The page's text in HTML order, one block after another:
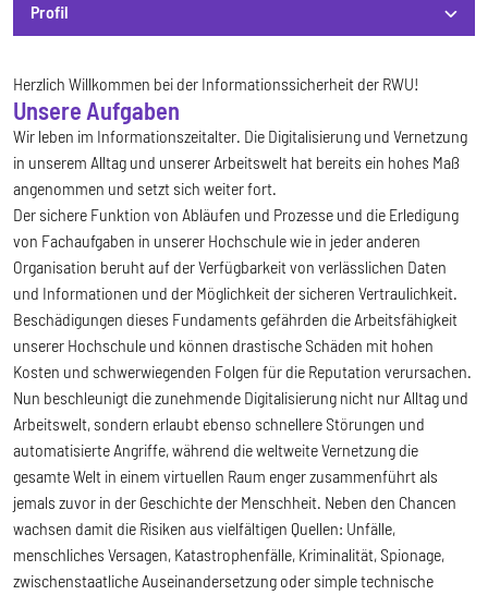
Profil
Profil
Herzlich Willkommen bei der Informationssicherheit der RWU!
Unsere Aufgaben
Wir leben im Informationszeitalter. Die Digitalisierung und Vernetzung
in unserem Alltag und unserer Arbeitswelt hat bereits ein hohes Maß
angenommen und setzt sich weiter fort.
Der sichere Funktion von Abläufen und Prozesse und die Erledigung
von Fachaufgaben in unserer Hochschule wie in jeder anderen
Organisation beruht auf der Verfügbarkeit von verlässlichen Daten
und Informationen und der Möglichkeit der sicheren Vertraulichkeit.
Beschädigungen dieses Fundaments gefährden die Arbeitsfähigkeit
unserer Hochschule und können drastische Schäden mit hohen
Kosten und schwerwiegenden Folgen für die Reputation verursachen.
Nun beschleunigt die zunehmende Digitalisierung nicht nur Alltag und
Arbeitswelt, sondern erlaubt ebenso schnellere Störungen und
automatisierte Angriffe, während die weltweite Vernetzung die
gesamte Welt in einem virtuellen Raum enger zusammenführt als
jemals zuvor in der Geschichte der Menschheit. Neben den Chancen
wachsen damit die Risiken aus vielfältigen Quellen: Unfälle,
menschliches Versagen, Katastrophenfälle, Kriminalität, Spionage,
zwischenstaatliche Auseinandersetzung oder simple technische